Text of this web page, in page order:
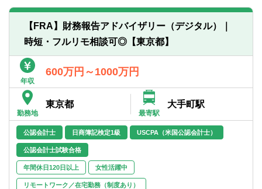
■PPT・Excel
〈シニアマネージャー〉
■不正調査、会計監査、コンサルティング、
監査部門での経験を合わせて10年以上の経
■コーチングスキル
■コンサルティング分野での営業経験
〈マネージャー〉
■不正調査、会計監査、コンサルティング、
事業会社の経理部門、経営企画部門、内部
監査部門での経験を合わせて5年以上の経験
■プロジェクトマネジメントスキル
主な対象クライアント：オーナー企業
（例）
■会計不正・品質不正等の不祥事の調査及び
再発防止策支援
■業績不振企業に対する金融機関対応・監査
■創業家の親子間対立の解消支援
【FRA】財務報告アドバイザリー（デジタル）｜
時短・フルリモ相談可◎【東京都】
年収
600万円～1000万円
勤務地
東京都
最寄駅
大手町駅
公認会計士 日商簿記検定1級 USCPA（米国公認会計士）
公認会計士試験合格
年間休日120日以上 女性活躍中
リモートワーク／在宅勤務（制度あり）